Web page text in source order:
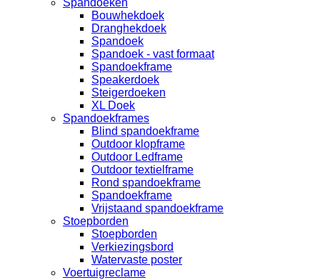
Bouwhekdoek
Dranghekdoek
Spandoek
Spandoek - vast formaat
Spandoekframe
Speakerdoek
Steigerdoeken
XL Doek
Spandoekframes
Blind spandoekframe
Outdoor klopframe
Outdoor Ledframe
Outdoor textielframe
Rond spandoekframe
Spandoekframe
Vrijstaand spandoekframe
Stoepborden
Stoepborden
Verkiezingsbord
Watervaste poster
Voertuigreclame